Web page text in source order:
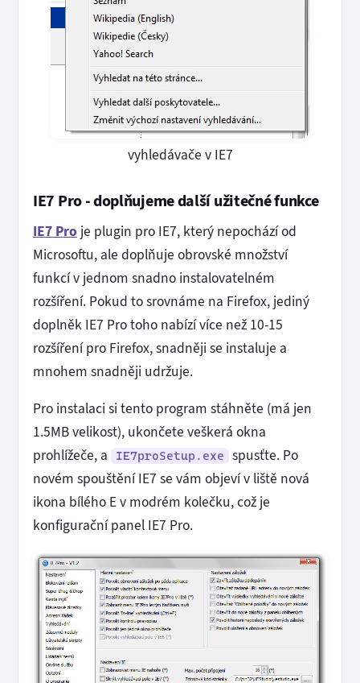
vyhledávače v IE7
IE7 Pro - doplňujeme další užitečné funkce
IE7 Pro je plugin pro IE7, který nepochází od
Microsoftu, ale doplňuje obrovské množství
funkcí v jednom snadno instalovatelném
rozšíření. Pokud to srovnáme na Firefox, jediný
doplněk IE7 Pro toho nabízí více než 10-15
rozšíření pro Firefox, snadněji se instaluje a
mnohem snadněji udržuje.
Pro instalaci si tento program stáhněte (má jen
1.5MB velikost), ukončete veškerá okna
prohlížeče, a
IE7proSetup.exe
spusťte. Po
novém spouštění IE7 se vám objeví v liště nová
ikona bílého E v modrém kolečku, což je
konfigurační panel IE7 Pro.